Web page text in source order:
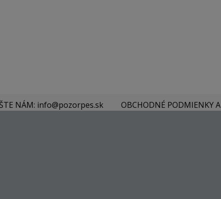
NÁM: info@pozorpes.sk OBCHODNÉ PODMIENKY